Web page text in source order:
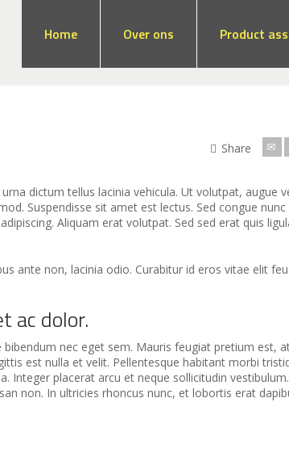
Home Over ons Product
Share
dictum tellus lacinia vehicula. Ut volutpat, augue
Suspendisse sit amet est lectus. Sed congue
Aliquam erat volutpat. Sed sed erat quis
ante non, lacinia odio. Curabitur id eros vitae elit
ac dolor.
nec eget sem. Mauris feugiat pretium est,
est nulla et velit. Pellentesque habitant morbi
placerat arcu et neque sollicitudin
non. In ultricies rhoncus nunc, et lobortis erat